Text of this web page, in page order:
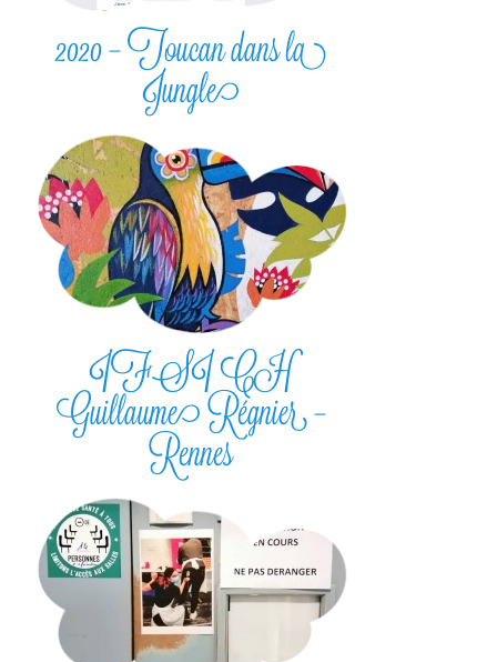
2020 – Toucan dans la
Jungle
IFSI CH
Guillaume Régnier –
Rennes